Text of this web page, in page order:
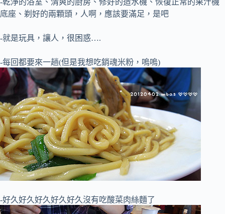
-乾淨的浴室、清爽的廚房、修好的造水機、恢復正常的果汁機
底座、剃好的兩顆頭，人啊，應該要滿足，是吧
-就是玩具，讓人，很困惑….
-每回都要來一趟(但是我想吃銷魂米粉，嗚嗚)
-好久好久好久好久好久沒有吃酸菜肉絲麵了